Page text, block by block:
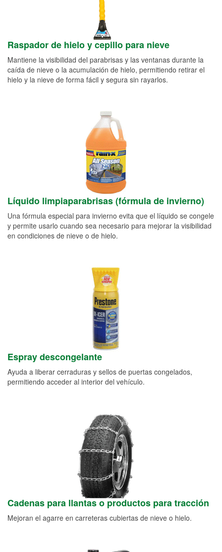
Raspador de hielo y cepillo para nieve
Mantiene la visibilidad del parabrisas y las ventanas durante la
caída de nieve o la acumulación de hielo, permitiendo retirar el
hielo y la nieve de forma fácil y segura sin rayarlos.
Líquido limpiaparabrisas (fórmula de invierno)
Una fórmula especial para invierno evita que el líquido se congele
y permite usarlo cuando sea necesario para mejorar la visibilidad
en condiciones de nieve o de hielo.
Espray descongelante
Ayuda a liberar cerraduras y sellos de puertas congelados,
permitiendo acceder al interior del vehículo.
Cadenas para llantas o productos para tracción
Mejoran el agarre en carreteras cubiertas de nieve o hielo.